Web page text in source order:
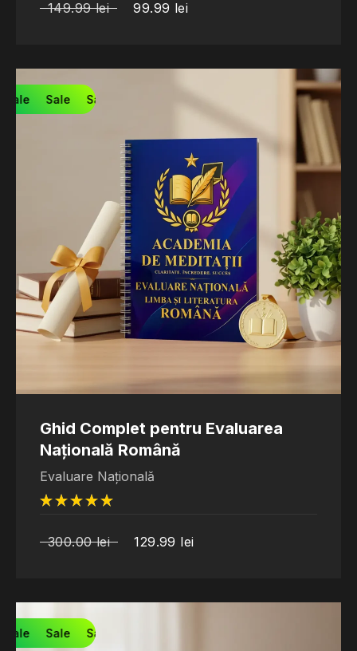
149.99lei 99.99 lei
Sale Sale
Ghid Complet pentru Evaluarea
Națională Română
Evaluare Națională
300.00lei 129.99 lei
Sale Sale